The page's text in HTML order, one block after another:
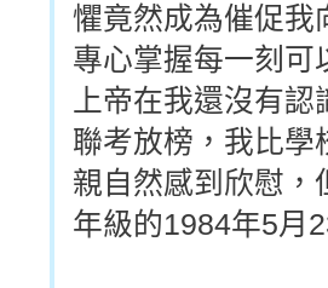
懼竟然成為催促我
專心掌握每一刻可
上帝在我還沒有
聯考放榜，我比學
親自然感到欣慰，
年級的1984年5月